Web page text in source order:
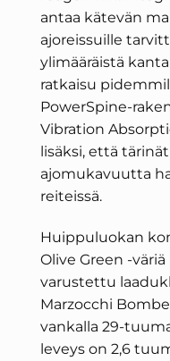
antaa kätevän
ajoreissuille
ylimääräistä
ratkaisu
PowerSpine-
Vibration
lisäksi, että
ajomukavuutta
reiteissä.
Huippuluokan
Olive Green -
varustettu
Marzocchi
vankalla 29-
leveys on 2,6